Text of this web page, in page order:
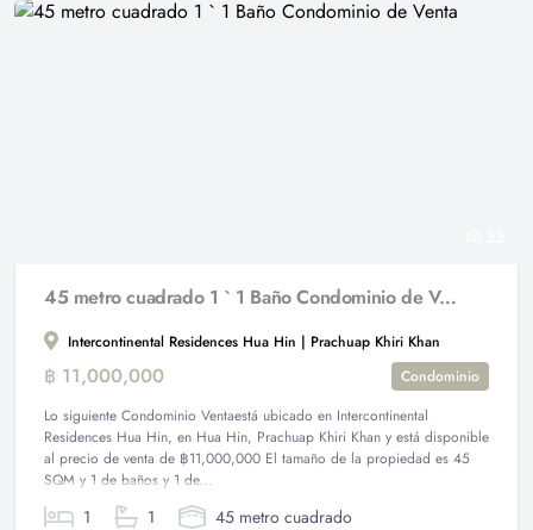
45 metro cuadrado 1 ` 1 Baño Condominio de Venta
Intercontinental Residences Hua Hin | Prachuap Khiri Khan
฿ 11,000,000
Condominio
Lo siguiente Condominio Ventaestá ubicado en Intercontinental
Residences Hua Hin, en Hua Hin, Prachuap Khiri Khan y está disponible
al precio de venta de ฿11,000,000 El tamaño de la propiedad es 45
SQM y 1 de baños y 1 de...
1 1 45 metro cuadrado